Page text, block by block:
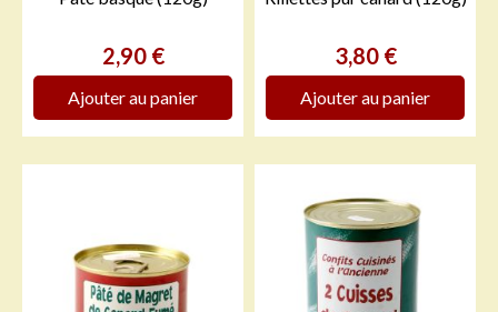
Prix
2,90 €
Ajouter au panier
Prix
3,80 €
Ajouter au panier